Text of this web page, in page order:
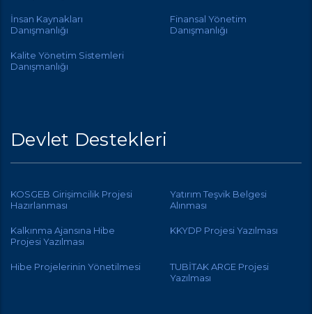
İnsan Kaynakları
Danışmanlığı
Finansal Yönetim
Danışmanlığı
Kalite Yönetim Sistemleri
Danışmanlığı
Devlet Destekleri
KOSGEB Girişimcilik Projesi
Hazırlanması
Yatırım Teşvik Belgesi
Alınması
Kalkınma Ajansına Hibe
Projesi Yazılması
KKYDP Projesi Yazılması
Hibe Projelerinin Yönetilmesi
TUBİTAK ARGE Projesi
Yazılması